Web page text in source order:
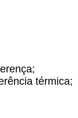
térmica;